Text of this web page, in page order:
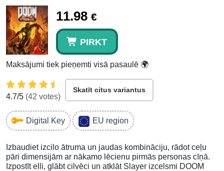
11.98 €
PIRKT
Maksājumi tiek pieņemti visā pasaulē 🌍
4.7/5 (42 votes)
Skatīt citus variantus
Digital Key EU region
Izbaudiet izcilo ātruma un jaudas kombināciju, rādot ceļu
pāri dimensijām ar nākamo lēcienu pirmās personas cīņā.
Izpostīt elli, glābt cilvēci un atklāt Slayer izcelsmi DOOM